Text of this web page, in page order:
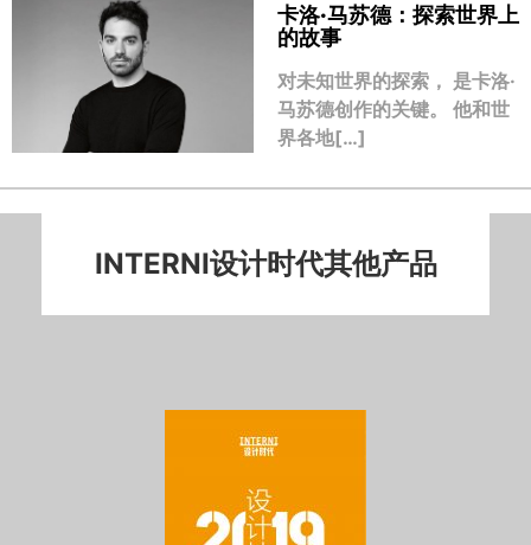
卡洛·马苏德：探索世界上
的故事
对未知世界的探索， 是卡洛·
马苏德创作的关键。 他和世
界各地[…]
INTERNI设计时代其他产品